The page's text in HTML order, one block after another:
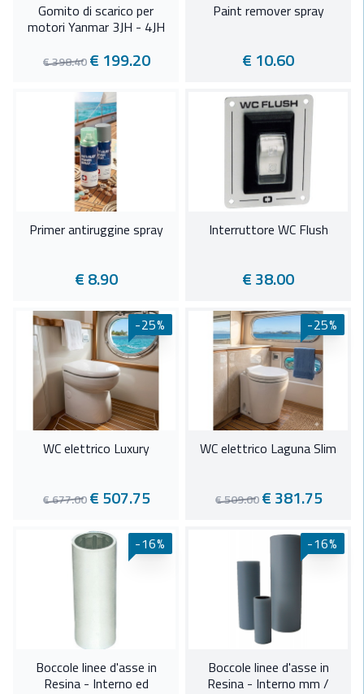
Gomito di scarico per
motori Yanmar 3JH - 4JH
€ 398.40 € 199.20
Paint remover spray
€ 10.60
Primer antiruggine spray
€ 8.90
Interruttore WC Flush
€ 38.00
WC elettrico Luxury
€ 677.00 € 507.75
-25%
WC elettrico Laguna Slim
€ 509.00 € 381.75
-25%
Boccole linee d'asse in
Resina - Interno ed
-16%
Boccole linee d'asse in
Resina - Interno mm /
-16%